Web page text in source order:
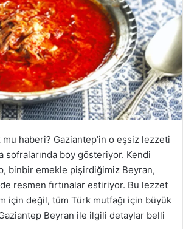
haberi? Gaziantep’in o eşsiz lezzeti
sofralarında boy gösteriyor. Kendi
binbir emekle pişirdiğimiz Beyran,
resmen fırtınalar estiriyor. Bu lezzet
için değil, tüm Türk mutfağı için büyük
Beyran ile ilgili detaylar belli